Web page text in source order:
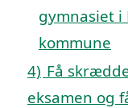
gymnasiet i
kommune
4) Få
eksamen og